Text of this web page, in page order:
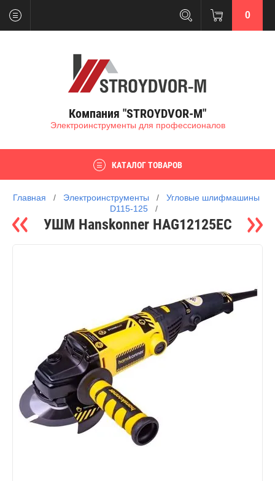
0
Компания "STROYDVOR-M"
Электроинструменты для профессионалов
КАТАЛОГ ТОВАРОВ
Главная
   /
Электроинструменты
   /
Угловые шлифмашины
D115-125
   /
УШМ Hanskonner HAG12125EC